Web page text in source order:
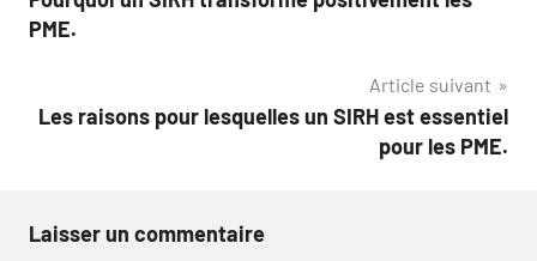
de
PME.
Article suivant
Les raisons pour lesquelles un SIRH est essentiel
pour les PME.
Laisser un commentaire